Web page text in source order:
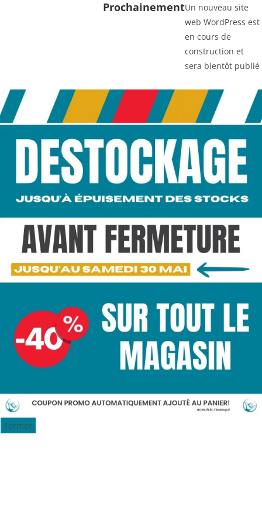
ProchainementUn nouveau site
web WordPress est
en cours de
construction et
sera bientôt publié
Fermer